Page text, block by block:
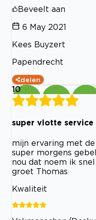
Beveelt aan
6 May 2021
Kees Buyzert
Papendrecht
delen
10
super vlotte service
mijn ervaring met
super morgens
nou dat noem ik
groet Thomas
Kwaliteit